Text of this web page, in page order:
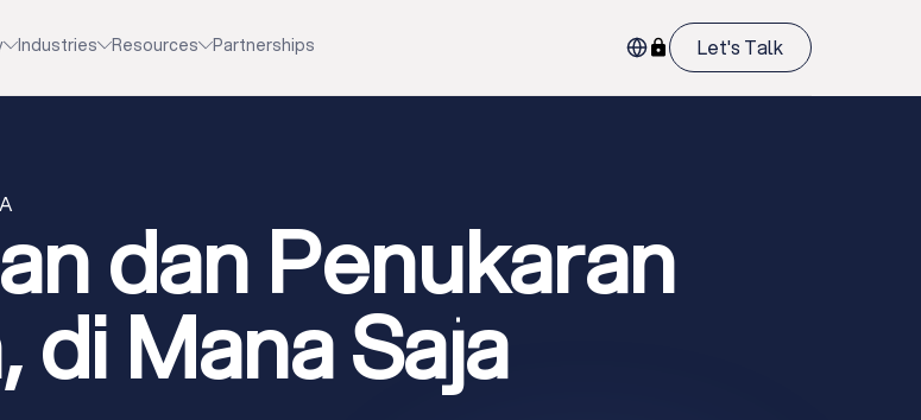
Industries Resources Partnerships Let's Talk
dan Penukaran
Mana Saja